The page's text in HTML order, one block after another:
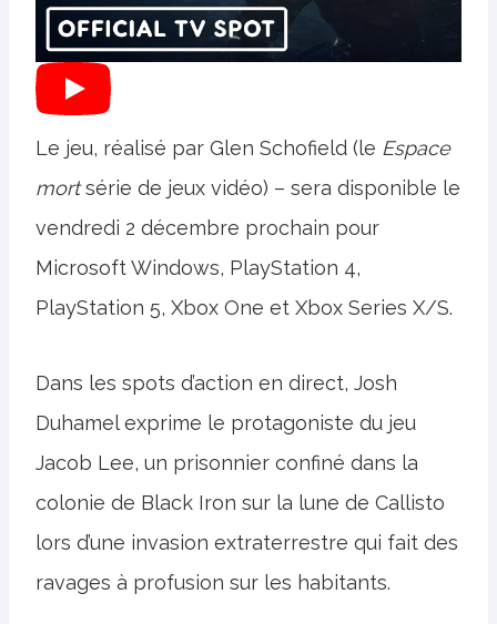
Le jeu, réalisé par Glen Schofield (le Espace
mortsérie de jeux vidéo) – sera disponible le
vendredi 2 décembre prochain pour
Microsoft Windows, PlayStation 4,
PlayStation 5, Xbox One et Xbox Series X/S.
Dans les spots d’action en direct, Josh
Duhamel exprime le protagoniste du jeu
Jacob Lee, un prisonnier confiné dans la
colonie de Black Iron sur la lune de Callisto
lors d’une invasion extraterrestre qui fait des
ravages à profusion sur les habitants.